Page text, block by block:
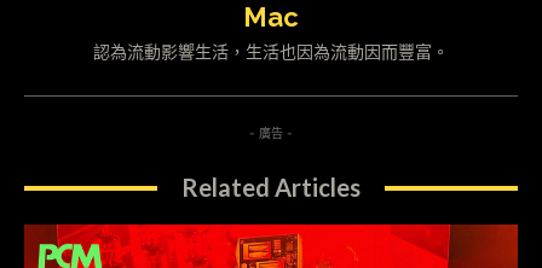
Mac
認為流動影響生活，生活也因為流動因而豐富。
- 廣告 -
Related Articles